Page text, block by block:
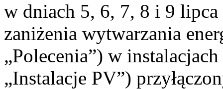
w dniach 5, 6, 7, 8 i 9 lipca
zaniżenia wytwarzania
„Polecenia”) w
„Instalacje PV”)